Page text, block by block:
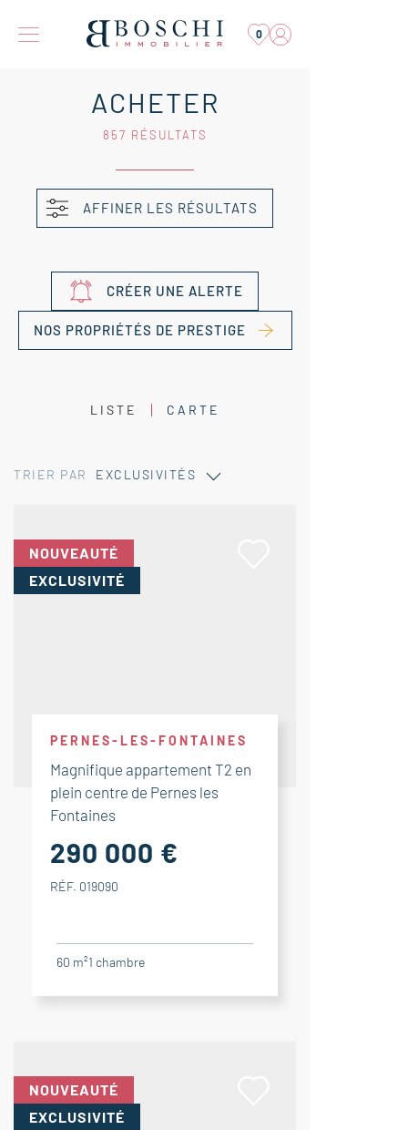
0
ACHETER
857 RÉSULTATS
AFFINER LES RÉSULTATS
CRÉER UNE ALERTE
NOS PROPRIÉTÉS DE PRESTIGE
LISTE CARTE
TRIER PAR EXCLUSIVITÉS
NOUVEAUTÉ
EXCLUSIVITÉ
PERNES-LES-FONTAINES
Magnifique appartement T2 en
plein centre de Pernes les
Fontaines
290 000 €
RÉF. 019090
60 m²1 chambre
NOUVEAUTÉ
EXCLUSIVITÉ